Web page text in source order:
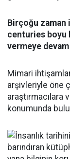
Birçoğu zaman
centuries boyu
vermeye
Mimari
arşivleriyle öne
araştırmacılara
konumunda